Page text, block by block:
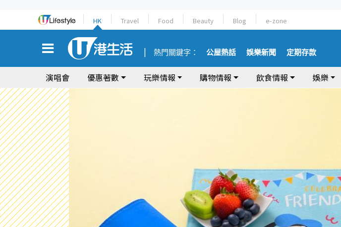
HK Travel Food Beauty Blog e-zone
熱門關鍵字： 公屋熱話 娛樂新聞 定期存款
演唱會 優惠著數 玩樂情報 購物情報 飲食情報 娛樂